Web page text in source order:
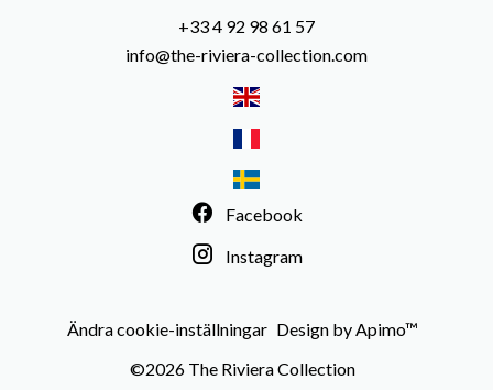
+33 4 92 98 61 57
info@the-riviera-collection.com
Facebook
Instagram
Ändra cookie-inställningar Design byApimo™
©2026 The Riviera Collection